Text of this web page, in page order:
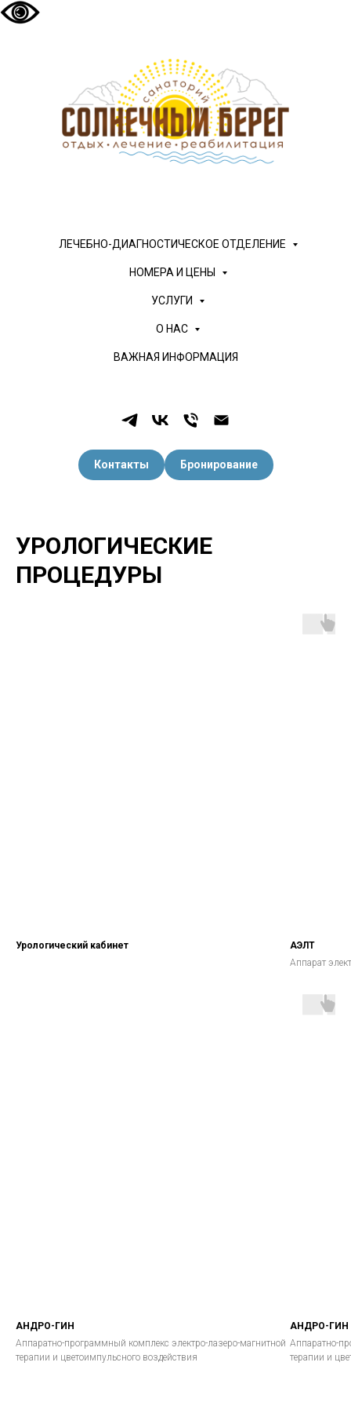
ЛЕЧЕБНО-ДИАГНОСТИЧЕСКОЕ ОТДЕЛЕНИЕ
НОМЕРА И ЦЕНЫ
УСЛУГИ
О НАС
ВАЖНАЯ ИНФОРМАЦИЯ
Контакты Бронирование
УРОЛОГИЧЕСКИЕ
ПРОЦЕДУРЫ
Урологический кабинет
АЭЛТ
Аппарат
АНДРО-ГИН
Аппаратно-программный комплекс электро-лазеро-магнитной
терапии и цветоимпульсного воздействия
АНДРО-ГИН
Аппаратно-
терапии и